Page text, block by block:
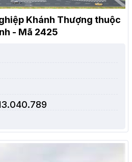
Khánh Thượng thuộc
- Mã 2425